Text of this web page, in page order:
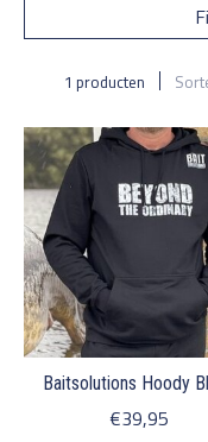
1 producten
Baitsolutions Hoody
€39,95